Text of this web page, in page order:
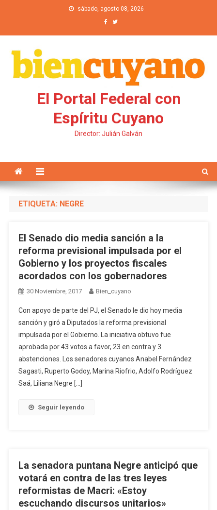
sábado, agosto 08, 2026
El Portal Federal con
Espíritu Cuyano
Director: Julián Galván
ETIQUETA: NEGRE
El Senado dio media sanción a la
reforma previsional impulsada por el
Gobierno y los proyectos fiscales
acordados con los gobernadores
30 Noviembre, 2017 Bien_cuyano
Con apoyo de parte del PJ, el Senado le dio hoy media
sanción y giró a Diputados la reforma previsional
impulsada por el Gobierno. La iniciativa obtuvo fue
aprobada por 43 votos a favor, 23 en contra y 3
abstenciones. Los senadores cuyanos Anabel Fernández
Sagasti, Ruperto Godoy, Marina Riofrio, Adolfo Rodríguez
Saá, Liliana Negre […]
Seguir leyendo
La senadora puntana Negre anticipó que
votará en contra de las tres leyes
reformistas de Macri: «Estoy
escuchando discursos unitarios»